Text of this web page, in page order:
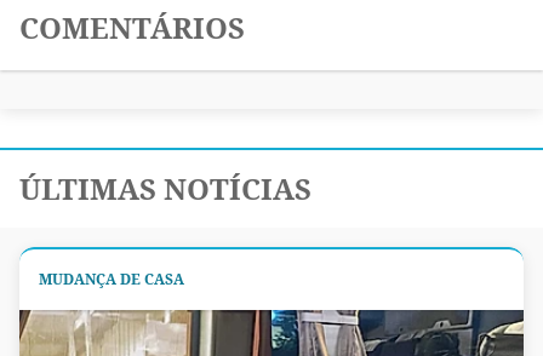
COMENTÁRIOS
ÚLTIMAS NOTÍCIAS
MUDANÇA DE CASA